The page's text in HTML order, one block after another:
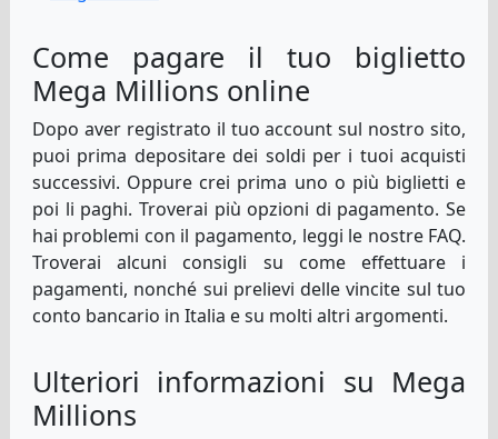
Come pagare il tuo biglietto
Mega Millions online
Dopo aver registrato il tuo account sul nostro sito,
puoi prima depositare dei soldi per i tuoi acquisti
successivi. Oppure crei prima uno o più biglietti e
poi li paghi. Troverai più opzioni di pagamento. Se
hai problemi con il pagamento, leggi le nostre FAQ.
Troverai alcuni consigli su come effettuare i
pagamenti, nonché sui prelievi delle vincite sul tuo
conto bancario in Italia e su molti altri argomenti.
Ulteriori informazioni su Mega
Millions